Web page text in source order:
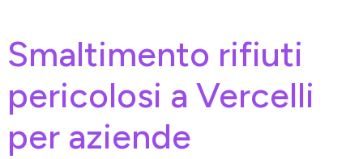
Smaltimento rifiuti
pericolosi a Vercelli
per aziende